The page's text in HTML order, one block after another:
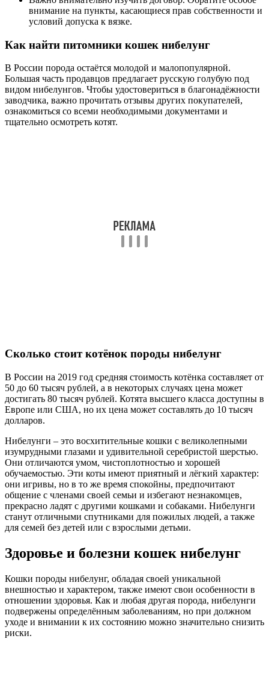
внимание на пункты, касающиеся прав собственности и
условий допуска к вязке.
Как найти питомники кошек нибелунг
В России порода остаётся молодой и малопопулярной.
Большая часть продавцов предлагает русскую голубую под
видом нибелунгов. Чтобы удостовериться в благонадёжности
заводчика, важно прочитать отзывы других покупателей,
ознакомиться со всеми необходимыми документами и
тщательно осмотреть котят.
Сколько стоит котёнок породы нибелунг
В России на 2019 год средняя стоимость котёнка составляет от
50 до 60 тысяч рублей, а в некоторых случаях цена может
достигать 80 тысяч рублей. Котята высшего класса доступны в
Европе или США, но их цена может составлять до 10 тысяч
долларов.
Нибелунги – это восхитительные кошки с великолепными
изумрудными глазами и удивительной серебристой шерстью.
Они отличаются умом, чистоплотностью и хорошей
обучаемостью. Эти коты имеют приятный и лёгкий характер:
они игривы, но в то же время спокойны, предпочитают
общение с членами своей семьи и избегают незнакомцев,
прекрасно ладят с другими кошками и собаками. Нибелунги
станут отличными спутниками для пожилых людей, а также
для семей без детей или с взрослыми детьми.
Здоровье и болезни кошек нибелунг
Кошки породы нибелунг, обладая своей уникальной
внешностью и характером, также имеют свои особенности в
отношении здоровья. Как и любая другая порода, нибелунги
подвержены определённым заболеваниям, но при должном
уходе и внимании к их состоянию можно значительно снизить
риски.